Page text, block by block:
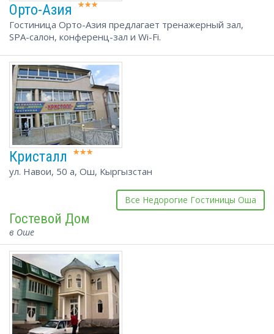
Орто-Азия
Гостиница Орто-Азия предлагает тренажерный зал,
SPA-салон, конференц-зал и Wi-Fi.
Кристалл
ул. Навои, 50 а, Ош, Кыргызстан
Все Недорогие Гостиницы Оша
Гостевой Дом
в Оше